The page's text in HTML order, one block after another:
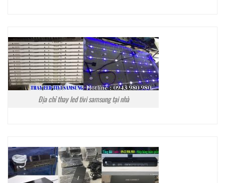
Địa chỉ thay led tivi samsung tại nhà